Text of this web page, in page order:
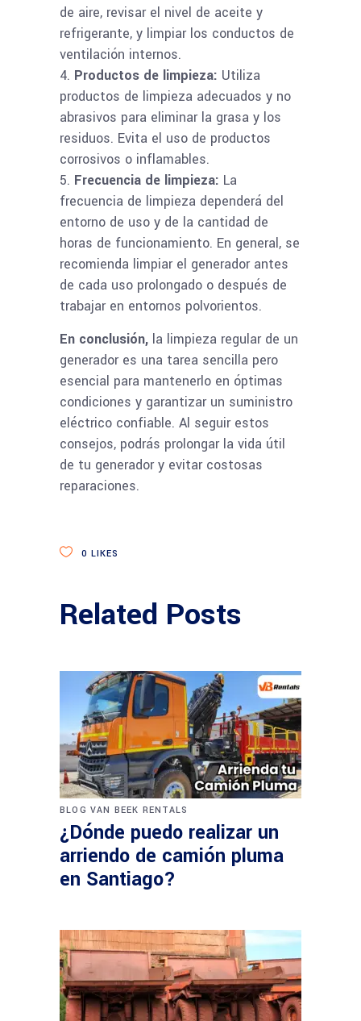
de aire, revisar el nivel de aceite y
refrigerante, y limpiar los conductos de
ventilación internos.
Productos de limpieza: Utiliza
productos de limpieza adecuados y no
abrasivos para eliminar la grasa y los
residuos. Evita el uso de productos
corrosivos o inflamables.
Frecuencia de limpieza: La
frecuencia de limpieza dependerá del
entorno de uso y de la cantidad de
horas de funcionamiento. En general, se
recomienda limpiar el generador antes
de cada uso prolongado o después de
trabajar en entornos polvorientos.
En conclusión, la limpieza regular de un
generador es una tarea sencilla pero
esencial para mantenerlo en óptimas
condiciones y garantizar un suministro
eléctrico confiable. Al seguir estos
consejos, podrás prolongar la vida útil
de tu generador y evitar costosas
reparaciones.
0 LIKES
Related Posts
BLOG VAN BEEK RENTALS
¿Dónde puedo realizar un
arriendo de camión pluma
en Santiago?